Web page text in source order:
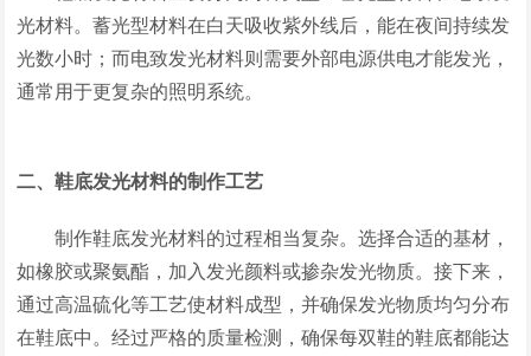
光材料。蓄光型材料在白天吸收紫外线后，能在夜间持续发
光数小时；而电致发光材料则需要外部电源供电才能发光，
通常用于更复杂的照明系统。
二、鞋底发光材料的制作工艺
制作鞋底发光材料的过程相当复杂。选择合适的基材，
如橡胶或聚氨酯，加入发光颜料或掺杂发光物质。接下来，
通过高温硫化等工艺使材料成型，并确保发光物质均匀分布
在鞋底中。经过严格的质量检测，确保每双鞋的鞋底都能达